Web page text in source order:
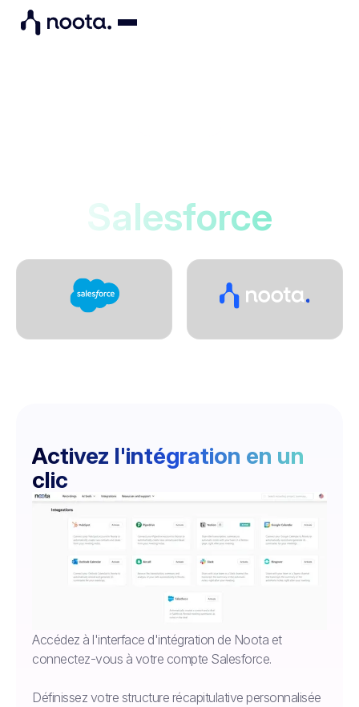
Salesforce
Activez l'intégration en un
clic
Accédez à l'interface d'intégration de Noota et
connectez-vous à votre compte Salesforce.
Définissez votre structure récapitulative personnalisée